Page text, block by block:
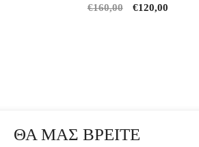
€160,00
Original
€120,00Current
ΘΑ ΜΑΣ ΒΡΕΙΤΕ